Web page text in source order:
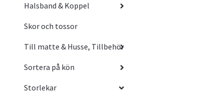
Halsband & Koppel
Skor och tossor
Till matte & Husse, Tillbehör
Sortera på kön
Storlekar